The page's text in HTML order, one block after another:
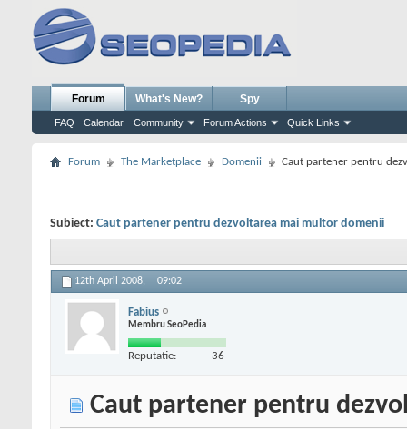
Forum
FAQ Calendar Community Forum Actions Quick Links
What's New? Spy
Forum The Marketplace Domenii Caut partener pentru
Subiect: Caut partener pentru dezvoltarea mai multor domenii
12th April 2008, 09:02
Fabius
Membru SeoPedia
Reputatie: 36
Caut partener pentru